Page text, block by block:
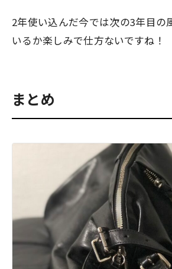
2年使い込んだ今では次の3年目の
いるか楽しみで仕方ないですね！
まとめ